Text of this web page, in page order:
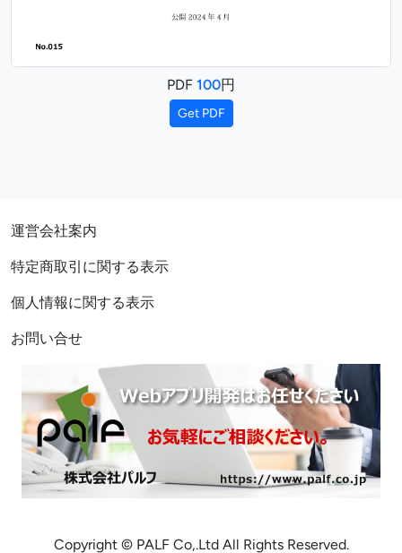
PDF 100円
Get PDF
運営会社案内
特定商取引に関する表示
個人情報に関する表示
お問い合せ
Copyright © PALF Co,.Ltd All Rights Reserved.